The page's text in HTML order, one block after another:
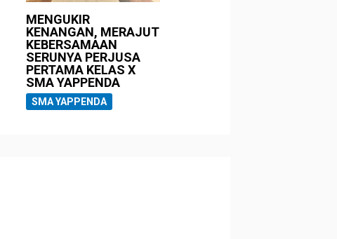
MENGUKIR
KENANGAN, MERAJUT
KEBERSAMAAN
SERUNYA PERJUSA
PERTAMA KELAS X
SMA YAPPENDA
SMA YAPPENDA